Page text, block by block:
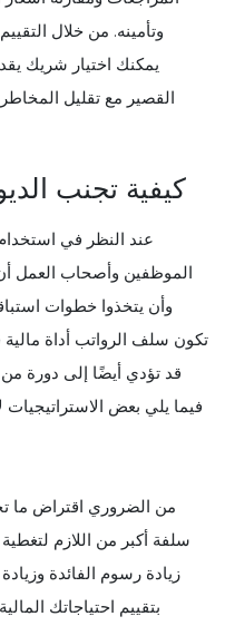
وتأمينه. من خلال
يمكنك اختيار شريك
القصير مع تقليل
كيفية تجنب
عند النظر في
الموظفين وأصحاب العمل أن
وأن يتخذوا خطوات
تكون سلف الرواتب أداة مالية
قد تؤدي أيضًا إلى دورة من
فيما يلي بعض
من الضروري اقتراض ما
سلفة أكبر من اللازم
زيادة رسوم الفائدة
بتقييم احتياجاتك